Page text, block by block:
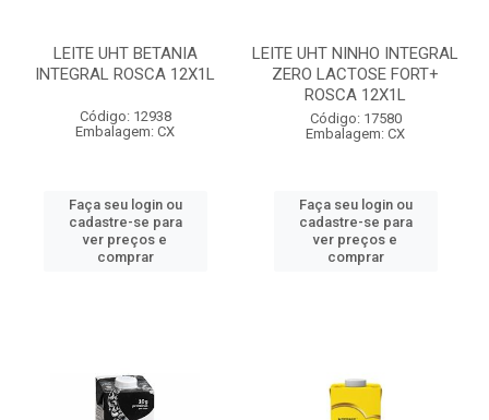
LEITE UHT BETANIA
INTEGRAL ROSCA 12X1L
Código: 12938
Embalagem: CX
Faça seu login ou
cadastre-se para
ver preços e
comprar
LEITE UHT NINHO INTEGRAL
ZERO LACTOSE FORT+
ROSCA 12X1L
Código: 17580
Embalagem: CX
Faça seu login ou
cadastre-se para
ver preços e
comprar